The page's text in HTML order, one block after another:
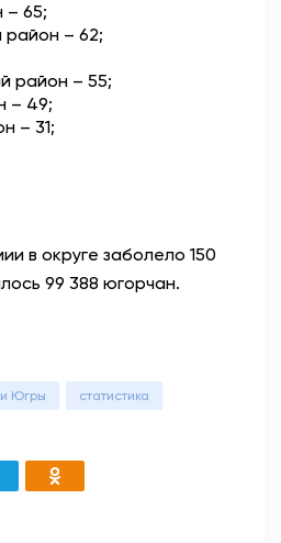
– 65;
район – 62;
район – 55;
– 49;
– 31;
в округе заболело 150
99 388 югорчан.
Югры статистика